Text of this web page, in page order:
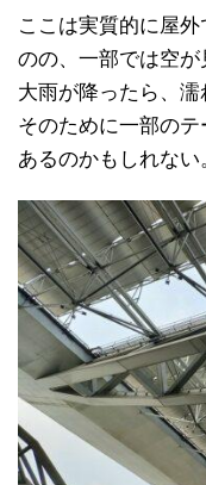
ここは実質的に屋
のの、一部では空が
大雨が降ったら、濡
そのために一部の
あるのかもしれない